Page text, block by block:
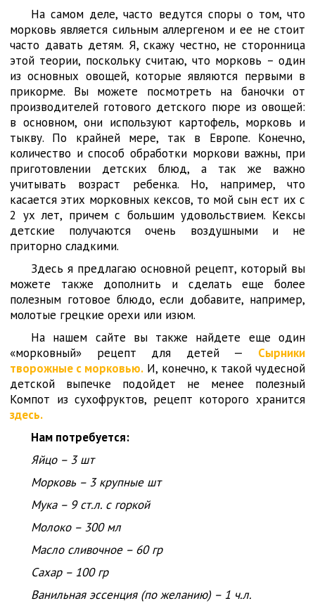
На самом деле, часто ведутся споры о том, что
морковь является сильным аллергеном и ее не стоит
часто давать детям. Я, скажу честно, не сторонница
этой теории, поскольку считаю, что морковь – один
из основных овощей, которые являются первыми в
прикорме. Вы можете посмотреть на баночки от
производителей готового детского пюре из овощей:
в основном, они используют картофель, морковь и
тыкву. По крайней мере, так в Европе. Конечно,
количество и способ обработки моркови важны, при
приготовлении детских блюд, а так же важно
учитывать возраст ребенка. Но, например, что
касается этих морковных кексов, то мой сын ест их с
2 ух лет, причем с большим удовольствием. Кексы
детские получаются очень воздушными и не
приторно сладкими.
Здесь я предлагаю основной рецепт, который вы
можете также дополнить и сделать еще более
полезным готовое блюдо, если добавите, например,
молотые грецкие орехи или изюм.
На нашем сайте вы также найдете еще один
«морковный» рецепт для детей — Сырники
творожные с морковью. И, конечно, к такой чудесной
детской выпечке подойдет не менее полезный
Компот из сухофруктов, рецепт которого хранится
здесь.
Нам потребуется:
Яйцо – 3 шт
Морковь – 3 крупные шт
Мука – 9 ст.л. с горкой
Молоко – 300 мл
Масло сливочное – 60 гр
Сахар – 100 гр
Ванильная эссенция (по желанию) – 1 ч.л.